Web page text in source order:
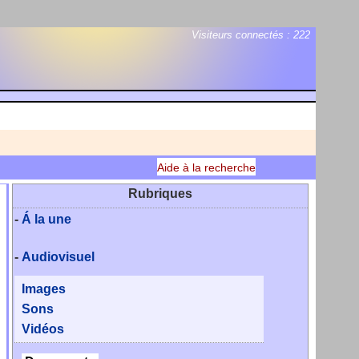
Visiteurs connectés : 222
Aide à la recherche
Rubriques
- Á la une
- Audiovisuel
Images
Sons
Vidéos